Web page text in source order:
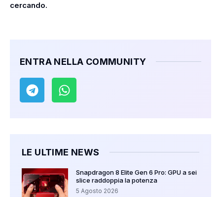
cercando.
ENTRA NELLA COMMUNITY
LE ULTIME NEWS
Snapdragon 8 Elite Gen 6 Pro: GPU a sei
slice raddoppia la potenza
5 Agosto 2026